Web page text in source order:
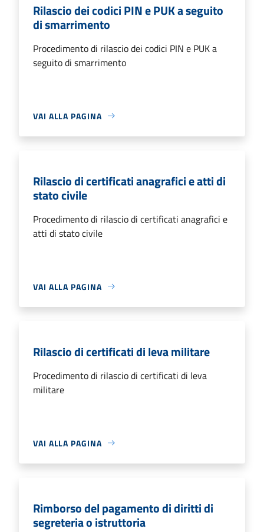
Rilascio dei codici PIN e PUK a seguito
di smarrimento
Procedimento di rilascio dei codici PIN e PUK a
seguito di smarrimento
VAI ALLA PAGINA
Rilascio di certificati anagrafici e atti di
stato civile
Procedimento di rilascio di certificati anagrafici e
atti di stato civile
VAI ALLA PAGINA
Rilascio di certificati di leva militare
Procedimento di rilascio di certificati di leva
militare
VAI ALLA PAGINA
Rimborso del pagamento di diritti di
segreteria o istruttoria